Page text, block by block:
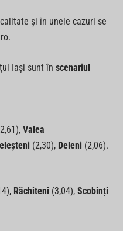
și în unele cazuri se
Iași sunt în scenariul
Valea
(2,30), Deleni (2,06).
Răchiteni (3,04), Scobinți